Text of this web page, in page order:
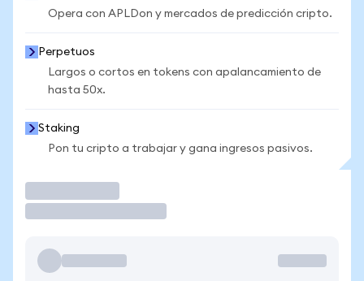
Opera con APLDon y mercados de predicción cripto.
Perpetuos
Largos o cortos en tokens con apalancamiento de
hasta 50x.
Staking
Pon tu cripto a trabajar y gana ingresos pasivos.